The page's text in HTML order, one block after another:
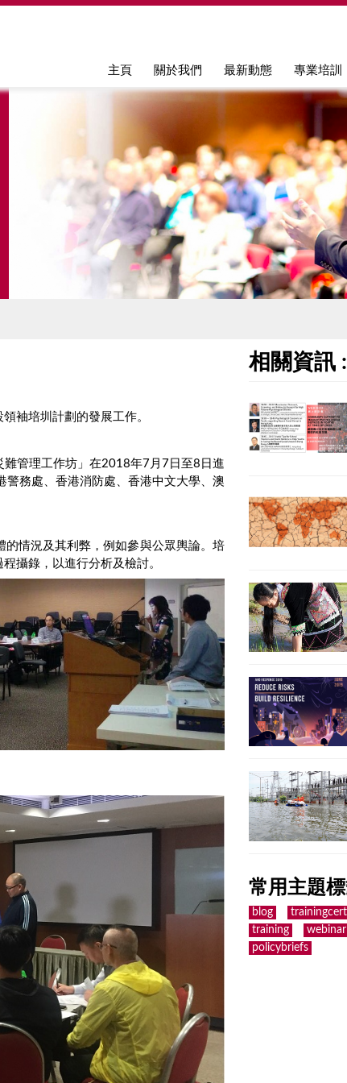
Jump to navigation
主頁 關於我們 最新動態 專業培訓
袖培圳計劃的發展工作。
管理工作坊」在2018年7月7日至8日進
務處、香港消防處、香港中文大學、澳
情況及其利弊，例如參與公眾輿論。培
攝錄，以進行分析及檢討。
相關資訊 :
常用主題
blog trainingcert
training
webinar
policybriefs